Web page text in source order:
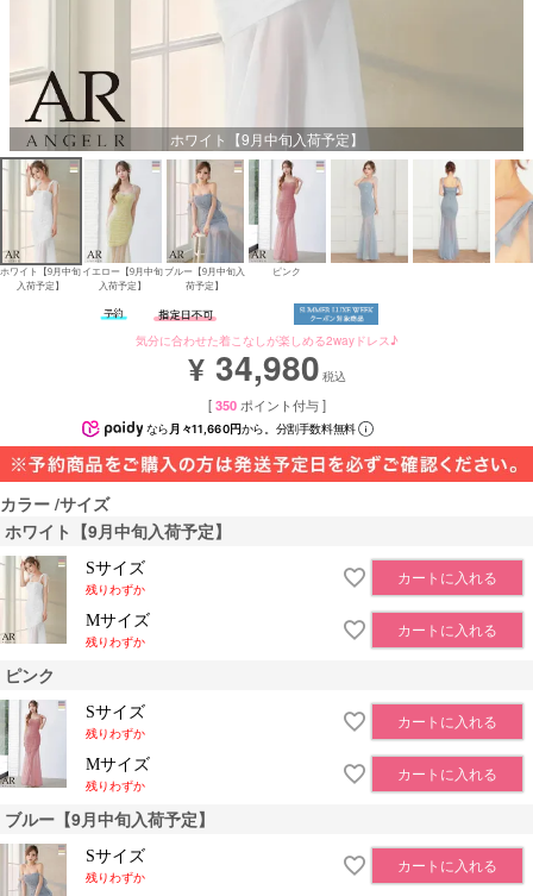
ホワイト【9月中旬入荷予定】
ホワイト【9月中旬
入荷予定】
イエロー【9月中旬
入荷予定】
ブルー【9月中旬入
荷予定】
ピンク
気分に合わせた着こなしが楽しめる2wayドレス♪
¥ 34,980 税込
[ 350 ポイント付与 ]
なら 月々11,660円から。分割手数料無料
カラー サイズ
ホワイト【9月中旬入荷予定】
Sサイズ
残りわずか
カートに入れる
Mサイズ
残りわずか
カートに入れる
ピンク
Sサイズ
残りわずか
カートに入れる
Mサイズ
残りわずか
カートに入れる
ブルー【9月中旬入荷予定】
Sサイズ
残りわずか
カートに入れる